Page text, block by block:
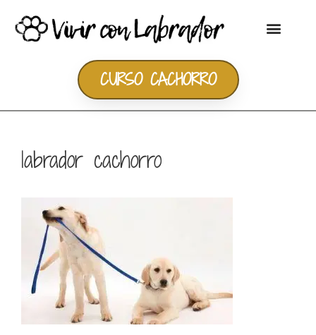
CURSO CACHORRO
labrador cachorro